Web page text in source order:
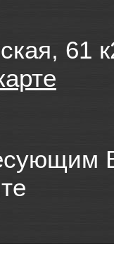
61